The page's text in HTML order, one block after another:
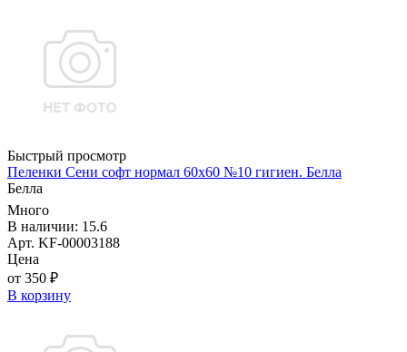
Быстрый просмотр
Пеленки Сени софт нормал 60х60 №10 гигиен. Белла
Белла
Много
В наличии: 15.6
Арт. KF-00003188
Цена
от 350 ₽
В корзину